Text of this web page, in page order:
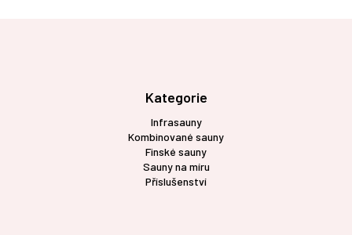
Kategorie
Infrasauny
Kombinované sauny
Finské sauny
Sauny na míru
Příslušenství